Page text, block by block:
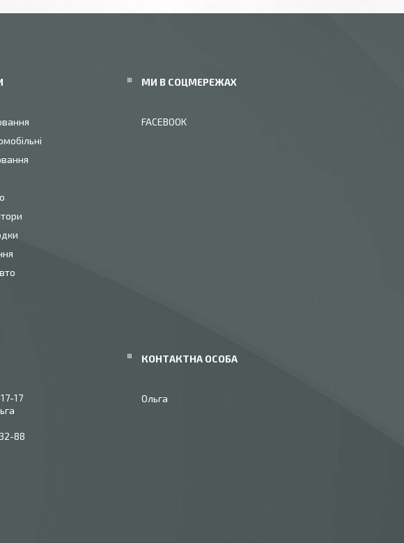
МИ В СОЦМЕРЕЖАХ
FACEBOOK
17
88
Ольга